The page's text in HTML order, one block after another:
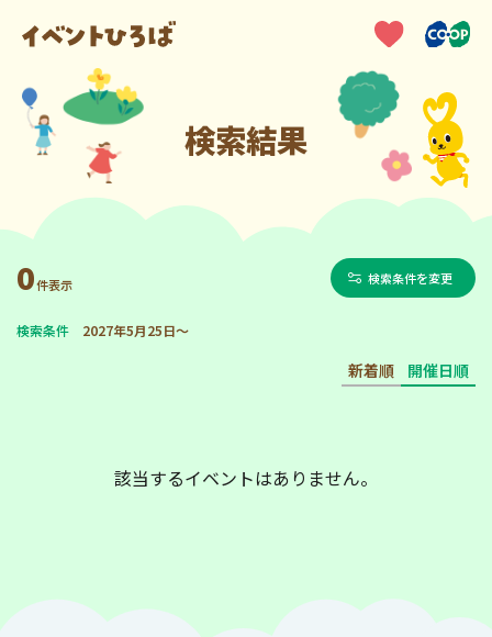
検索結果
0件表示 検索条件を変更
検索条件 2027年5月25日～
新着順 開催日順
該当するイベントはありません。